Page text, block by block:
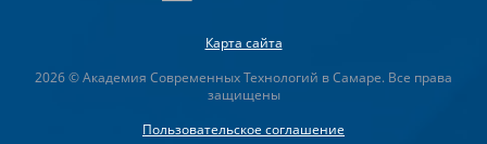
Карта сайта
2026 © Академия Современных Технологий в Самаре. Все права
защищены
Пользовательское соглашение